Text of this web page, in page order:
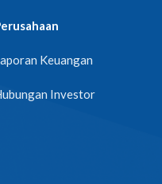
Keuangan
Investor